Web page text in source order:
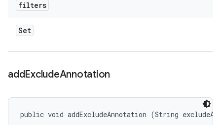
filters
Set
addExcludeAnnotation
public void addExcludeAnnotation (String